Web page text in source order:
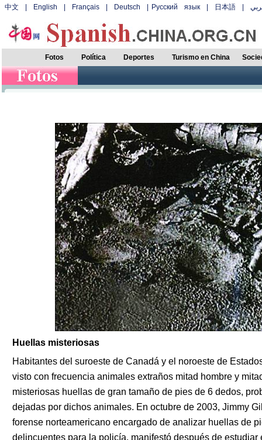
中文 English Français Deutsch Русский язык 日本語
Fotos Política Deportes Turismo en China
Huellas misteriosas
Habitantes del suroeste de Canadá y el noroeste de
visto con frecuencia animales extraños mitad hombre y
misteriosas huellas de gran tamaño de pies de 6 dedos,
dejadas por dichos animales. En octubre de 2003, Jimmy
forense norteamericano encargado de analizar huellas de
delincuentes para la policía, manifestó después de estudiar